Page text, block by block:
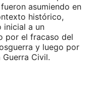
asumiendo en
histórico,
inicial a un
por el fracaso del
y luego por
Civil.